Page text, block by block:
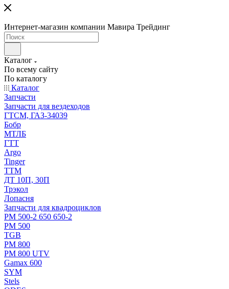
Интернет-магазин компании Мавира Трейдинг
Каталог
По всему сайту
По каталогу
Каталог
Запчасти
Запчасти для вездеходов
ГТСМ, ГАЗ-34039
Бобр
МТЛБ
ГТТ
Argo
Tinger
ТТМ
ДТ 10П, 30П
Трэкол
Лопасня
Запчасти для квадроциклов
РМ 500-2 650 650-2
РМ 500
TGB
РМ 800
РМ 800 UTV
Gamax 600
SYM
Stels